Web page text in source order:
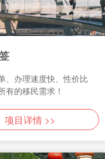
、办理速度快、性价比
有的移民需求！
项目详情 >>